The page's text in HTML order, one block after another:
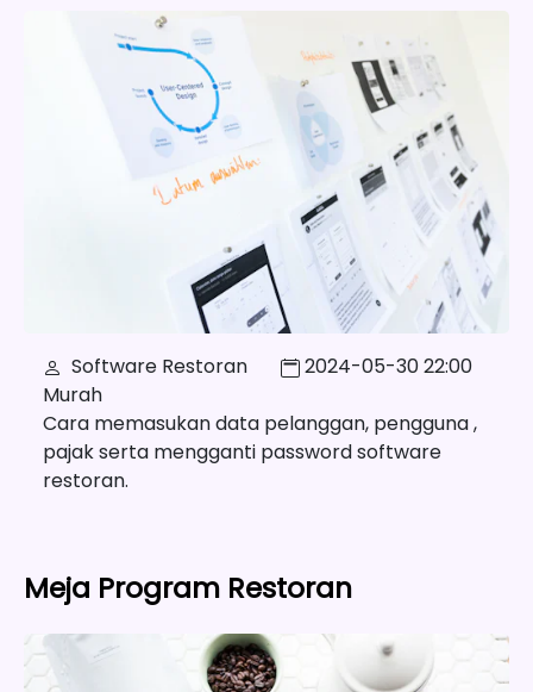
Software Restoran
Murah
2024-05-30 22:00
Cara memasukan data pelanggan, pengguna ,
pajak serta mengganti password software
restoran.
Meja Program Restoran